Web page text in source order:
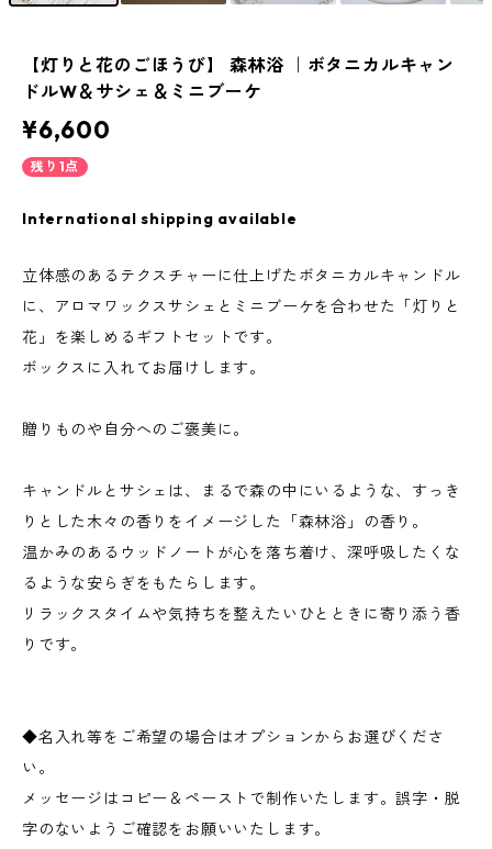
【灯りと花のごほうび】 森林浴 ｜ボタニカルキャン
ドルW＆サシェ＆ミニブーケ
¥6,600
残り1点
International shipping available
立体感のあるテクスチャーに仕上げたボタニカルキャンドル
に、アロマワックスサシェとミニブーケを合わせた「灯りと
花」を楽しめるギフトセットです。
ボックスに入れてお届けします。
贈りものや自分へのご褒美に。
キャンドルとサシェは、まるで森の中にいるような、すっき
りとした木々の香りをイメージした「森林浴」の香り。
温かみのあるウッドノートが心を落ち着け、深呼吸したくな
るような安らぎをもたらします。
リラックスタイムや気持ちを整えたいひとときに寄り添う香
りです。
◆名入れ等をご希望の場合はオプションからお選びくださ
い。
メッセージはコピー＆ペーストで制作いたします。誤字・脱
字のないようご確認をお願いいたします。